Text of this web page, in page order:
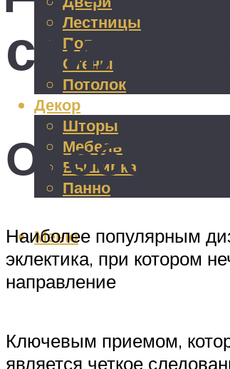
Лестницы
Пол
Стены
Потолок
Декор
Шторы
Мебель
Вышивка
Панно
Меню
стиле
Наиболее популярным
эклектика, при котором
направление
Ключевым приемом,
является четкое